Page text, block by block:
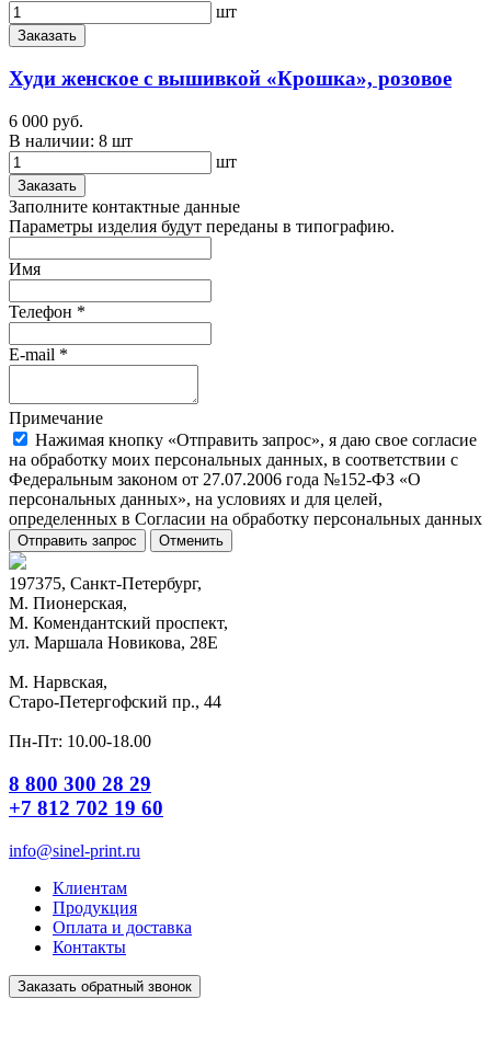
шт
Заказать
Худи женское с вышивкой «Крошка», розовое
6 000 руб.
В наличии: 8 шт
шт
Заказать
Заполните контактные данные
Параметры изделия будут переданы в типографию.
Имя
Телефон *
E-mail *
Примечание
Нажимая кнопку «Отправить запрос», я даю свое согласие
на обработку моих персональных данных, в соответствии с
Федеральным законом от 27.07.2006 года №152-ФЗ «О
персональных данных», на условиях и для целей,
определенных в Согласии на обработку персональных данных
Отправить запрос Отменить
197375, Санкт-Петербург,
М. Пионерская,
М. Комендантский проспект,
ул. Маршала Новикова, 28Е
М. Нарвская,
Старо-Петергофский пр., 44
Пн-Пт: 10.00-18.00
8 800 300 28 29
+7 812 702 19 60
info@sinel-print.ru
Клиентам
Продукция
Оплата и доставка
Контакты
Заказать обратный звонок